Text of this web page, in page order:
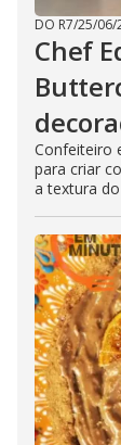
DO R7/25/06/
Chef
Confeiteiro
para criar
a textura